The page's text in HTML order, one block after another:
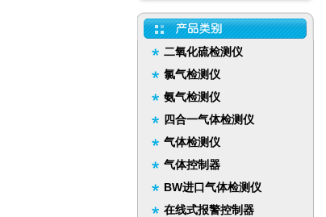
二氧化硫检测仪
氯气检测仪
氨气检测仪
四合一气体检测仪
气体检测仪
气体控制器
BW进口气体检测仪
在线式报警控制器